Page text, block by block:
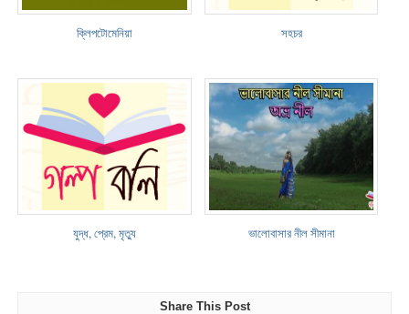
ক্লিপটোমেনিয়া সহচর
যুদ্ধ, প্রেম, মৃত্যু ভালোবাসার নীল সীমানা
Share This Post